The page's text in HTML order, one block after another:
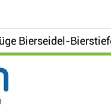
Bierseidel-